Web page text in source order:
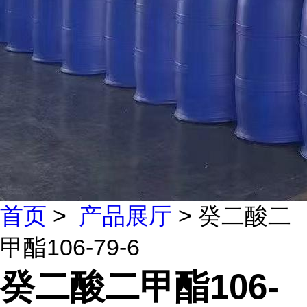
首页 > 产品展厅 > 癸二酸二
甲酯106-79-6
癸二酸二甲酯106-